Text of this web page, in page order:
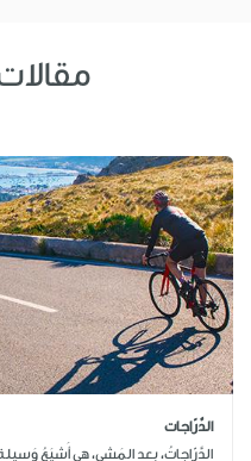
الدَّرّاجات
الدَّرّاجاتُ، بعد المَشي، هي أَشيَعُ